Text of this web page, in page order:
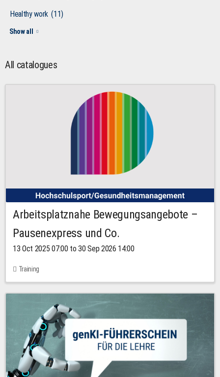
Healthy work (11)
Show all
All catalogues
Arbeitsplatznahe Bewegungsangebote –
Pausenexpress und Co.
13 Oct 2025 07:00 to 30 Sep 2026 14:00
Training